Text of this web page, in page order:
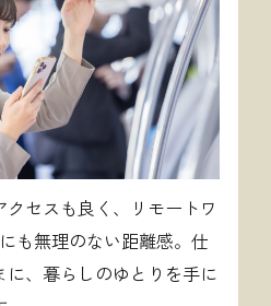
セスも良く、リモートワ
も無理のない距離感。 仕
、暮らしのゆとりを手に